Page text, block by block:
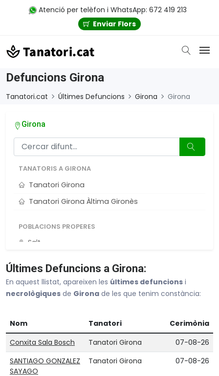
Atenció per telèfon i WhatsApp: 672 419 213
Enviar Flors
Defuncions Girona
Tanatori.cat Últimes Defuncions Girona Girona
Girona
TANATORIS A GIRONA
Tanatori Girona
Tanatori Girona Àltima Gironès
POBLACIONS PROPERES
Salt
Banyoles
Llagostera
Veure tot Girona
Últimes Defuncions a Girona:
En aquest llistat, apareixen les últimes defuncions i
necrològiques de Girona de les que tenim constància:
Nom Tanatori
Cerimònia
Conxita Sala Bosch
Tanatori Girona
07-08-26
SANTIAGO GONZALEZ
SAYAGO
Tanatori Girona 07-08-26